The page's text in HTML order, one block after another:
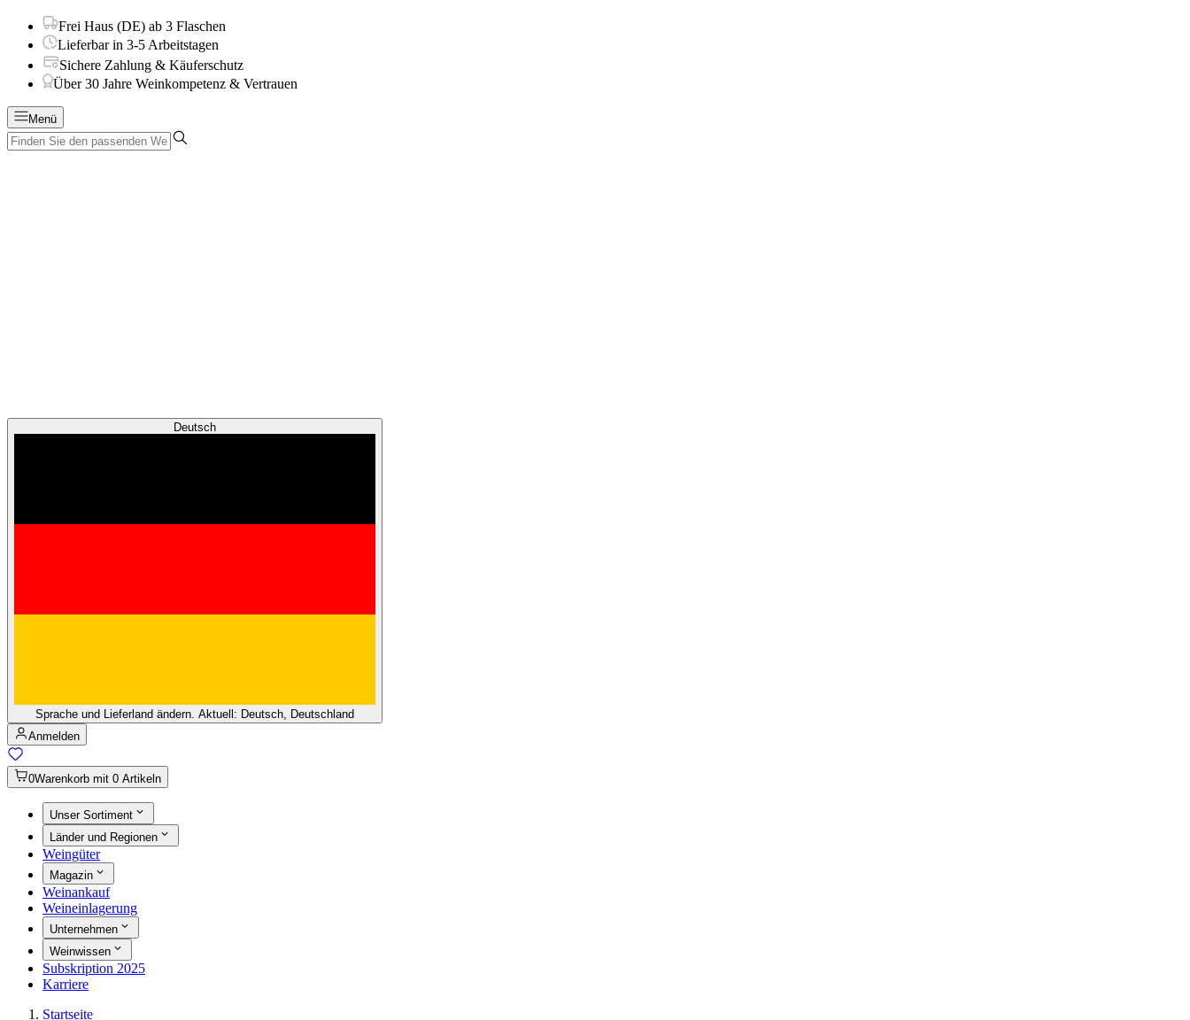
Frei Haus (DE) ab 3 Flaschen
Lieferbar in 3-5 Arbeitstagen
Sichere Zahlung & Käuferschutz
Über 30 Jahre Weinkompetenz & Vertrauen
Menü
Deutsch
Sprache und Lieferland ändern. Aktuell: Deutsch, Deutschland
Anmelden
0Warenkorb mit 0 Artikeln
Unser Sortiment
Länder und Regionen
Weingüter
Magazin
Weinankauf
Weineinlagerung
Unternehmen
Weinwissen
Subskription 2025
Karriere
Startseite